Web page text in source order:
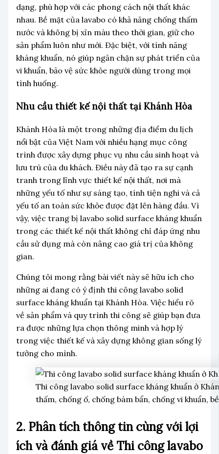
dạng, phù hợp với các phong cách nội thất khác
nhau. Bề mặt của lavabo có khả năng chống thấm
nước và không bị xỉn màu theo thời gian, giữ cho
sản phẩm luôn như mới. Đặc biệt, với tính năng
kháng khuẩn, nó giúp ngăn chặn sự phát triển của
vi khuẩn, bảo vệ sức khỏe người dùng trong mọi
tình huống.
Nhu cầu thiết kế nội thất tại Khánh Hòa
Khánh Hòa là một trong những địa điểm du lịch
nổi bật của Việt Nam với nhiều hạng mục công
trình được xây dựng phục vụ nhu cầu sinh hoạt và
lưu trú của du khách. Điều này đã tạo ra sự cạnh
tranh trong lĩnh vực thiết kế nội thất, nơi mà
những yếu tố như sự sáng tạo, tính tiện nghi và cả
yếu tố an toàn sức khỏe được đặt lên hàng đầu. Vì
vậy, việc trang bị lavabo solid surface kháng khuẩn
trong các thiết kế nội thất không chỉ đáp ứng nhu
cầu sử dụng mà còn nâng cao giá trị của không
gian.
Chúng tôi mong rằng bài viết này sẽ hữu ích cho
những ai đang có ý định thi công lavabo solid
surface kháng khuẩn tại Khánh Hòa. Việc hiểu rõ
về sản phẩm và quy trình thi công sẽ giúp bạn đưa
ra được những lựa chọn thông minh và hợp lý
trong việc thiết kế và xây dựng không gian sống lý
tưởng cho mình.
Thi công lavabo solid surface kháng khuẩn ở
thấm, chống ố, chống bám bẩn, chống vi khuẩn,
2. Phân tích thông tin cùng với lợi
ích và đánh giá về Thi công lavabo